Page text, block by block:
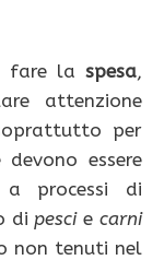
fare la spesa,
attenzione
per
devono essere
processi di
di pesciecarni
non tenuti nel